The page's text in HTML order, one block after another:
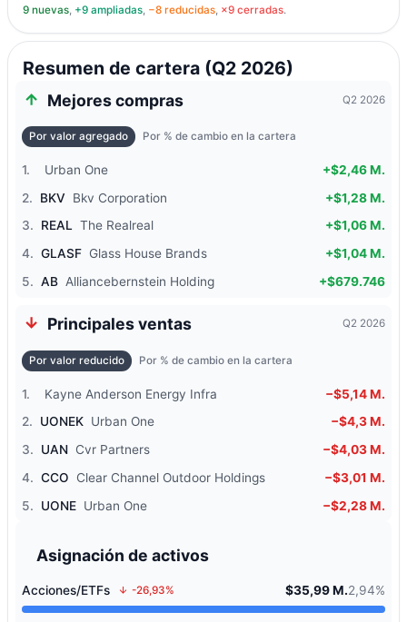
9 nuevas, +9 ampliadas, −8 reducidas, ×9 cerradas.
Resumen de cartera (Q2 2026)
Mejores compras Q2 2026
Por valor agregado Por % de cambio en la cartera
1. Urban One
+$2,46 M.
2.
BKV Bkv Corporation
+$1,28 M.
3.
REAL The Realreal
+$1,06 M.
4. GLASF Glass House Brands
+$1,04 M.
5. AB Alliancebernstein Holding +$679.746
Principales ventas Q2 2026
Por valor reducido Por % de cambio en la cartera
1. Kayne Anderson Energy Infra
−$5,14 M.
2.
UONEK Urban One
−$4,3 M.
3.
UAN Cvr Partners
−$4,03 M.
4. CCO Clear Channel Outdoor Holdings
−$3,01 M.
5.
UONE Urban One −$2,28 M.
Asignación de activos
Acciones/ETFs -26,93% $35,99 M.2,94%